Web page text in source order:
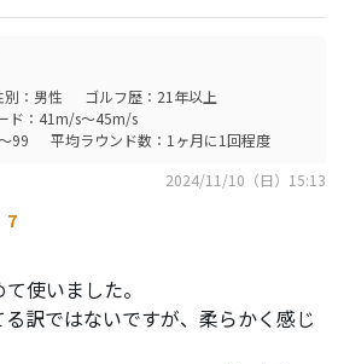
緒？）、
ついて比較しながらレビューしま
具合はもう、私レベルでは違いは
③=①>V1>②
の問題）
別：男性
ゴルフ歴：21年以上
ド：41m/s～45m/s
99
平均ラウンド数：1ヶ月に1回程度
2024/11/10（日）15:13
7
使いました。
訳ではないですが、柔らかく感じ